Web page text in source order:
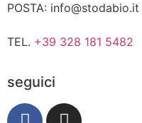
POSTA: info@stodabio.it
TEL. +39 328 181 5482
seguici